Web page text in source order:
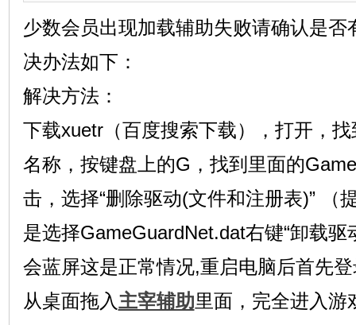
少数会员出现加载辅助失败请确认是否
决办法如下：
解决方法：
下载xuetr（百度搜索下载），打开，
名称，按键盘上的G，找到里面的
击，选择“删除驱动(文件和注册表)” （
是选择GameGuardNet.dat右键“卸载驱
会蓝屏这是正常情况,重启电脑后首先
从桌面拖入 主宰辅助里面，完全进入游